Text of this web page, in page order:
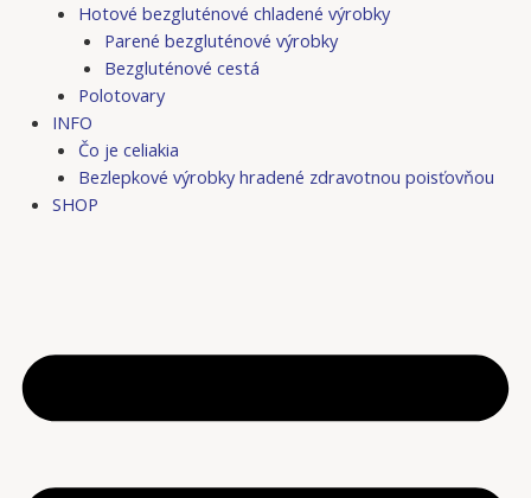
Hotové bezgluténové chladené výrobky
Parené bezgluténové výrobky
Bezgluténové cestá
Polotovary
INFO
Čo je celiakia
Bezlepkové výrobky hradené zdravotnou poisťovňou
SHOP